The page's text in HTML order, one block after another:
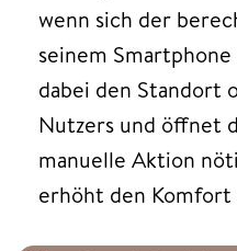
wenn sich der
seinem
dabei den Standort
Nutzers und öffnet
manuelle Aktion
erhöht den